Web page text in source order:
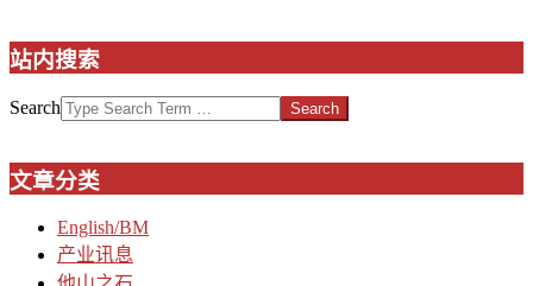
站内搜索
Search
文章分类
English/BM
产业讯息